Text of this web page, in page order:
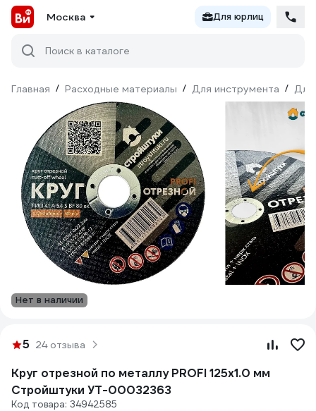
Москва Для юрлиц
Поиск в каталоге
Главная / Расходные материалы / Для инструмента / Для
Нет в наличии
5 24 отзыва
Круг отрезной по металлу PROFI 125x1.0 мм
Стройштуки УТ-00032363
Код товара: 34942585